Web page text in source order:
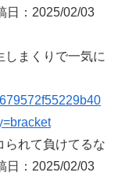
日：2025/02/03
しまくりで一気に
られて負けてるな
日：2025/02/03